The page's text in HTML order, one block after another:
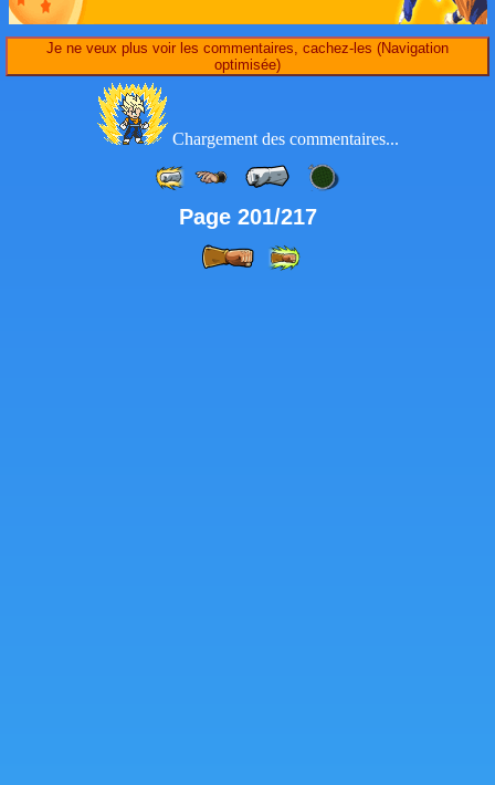
Je ne veux plus voir les commentaires, cachez-les (Navigation
optimisée)
Chargement des commentaires...
Page 201/217